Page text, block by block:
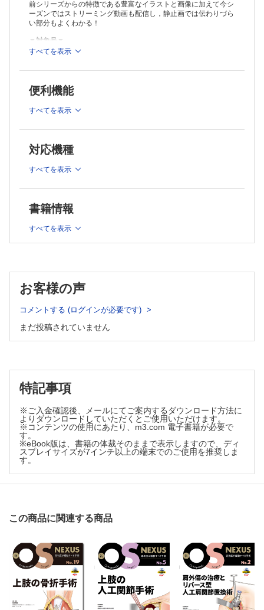
前シリーズからの特徴である豊富なイラストと画像に加えて今シ
ーズンではストリーミング動画も配信し，静止画では伝わりづら
い部分もよくわかる！
▼対象号▼
ィング
・新OS NEXUS No.11 最小侵襲脊椎外科
・新OS NEXUS No.12 上肢の鏡視下手術
※各号の配信予定は変更になる場合がございます。
境で閲覧可能なPDF版をご覧いただけます。詳細は
認ください。
最新版
すべてを表示
便利機能
すべてを表示
対応機種
すべてを表示
書籍情報
すべてを表示
お客様の声
コメントする (ログインが必要です)
まだ投稿されていません
特記事項
※ご入金確認後、メールにてご案内するダウンロード方法に
よりダウンロードしていただくとご使用いただけます。
※コンテンツの使用にあたり、m3.com 電子書籍が必要で
す。
※eBook版は、書籍の体裁そのままで表示しますので、ディ
スプレイサイズが7インチ以上の端末でのご使用を推奨しま
す。
この商品に関連する商品